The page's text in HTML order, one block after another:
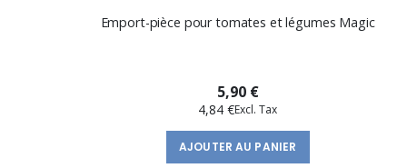
Emport-pièce pour tomates et légumes Magic
5,90 €
4,84 €
AJOUTER AU PANIER